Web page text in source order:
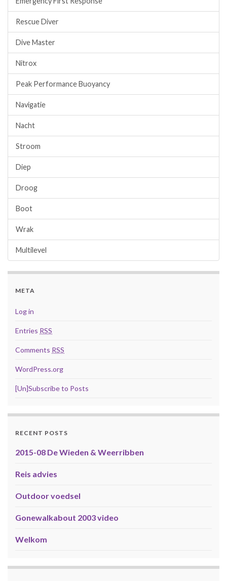
Rescue Diver
Dive Master
Nitrox
Peak Performance Buoyancy
Navigatie
Nacht
Stroom
Diep
Droog
Boot
Wrak
Multilevel
META
Log in
Entries RSS
Comments RSS
WordPress.org
[Un]Subscribe to Posts
RECENT POSTS
2015-08 De Wieden & Weerribben
Reis advies
Outdoor voedsel
Gonewalkabout 2003 video
Welkom